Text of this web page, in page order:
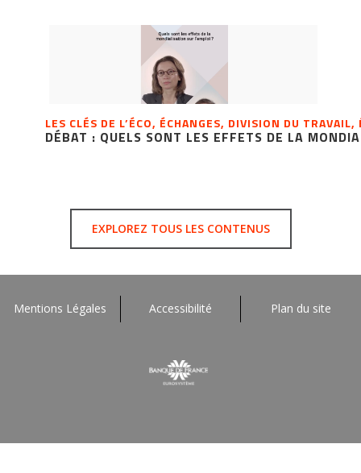
LES CLÉS DE L’ÉCO, ÉCHANGES, DIVISION DU
DÉBAT : QUELS SONT LES EFFETS DE LA
EXPLOREZ TOUS LES CONTENUS
Mentions Légales Accessibilité Plan du site